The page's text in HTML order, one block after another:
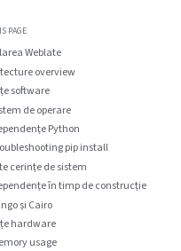
PAGE
Weblate
overview
software
de operare
Python
pip install
cerințe de sistem
în timp de construcție
și Cairo
hardware
usage